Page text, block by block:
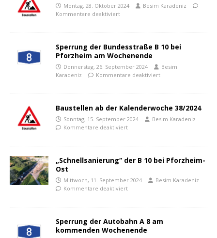
Montag, 28. Oktober 2024
Besim Karadeniz
Kommentare deaktiviert
Sperrung der Bundesstraße B 10 bei
Pforzheim am Wochenende
Donnerstag, 26. September 2024
Besim
Karadeniz
Kommentare deaktiviert
Baustellen ab der Kalenderwoche 38/2024
Sonntag, 15. September 2024
Besim Karadeniz
Kommentare deaktiviert
„Schnellsanierung“ der B 10 bei Pforzheim-
Ost
Mittwoch, 11. September 2024
Besim Karadeniz
Kommentare deaktiviert
Sperrung der Autobahn A 8 am
kommenden Wochenende